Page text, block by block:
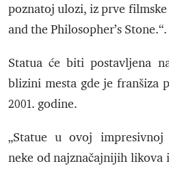
poznatoj ulozi, iz prve
and the Philosopher’s Stone.“.
Statua će biti postavljena
blizini mesta gde je franšiza
2001. godine.
„Statue u ovoj
neke od najznačajnijih